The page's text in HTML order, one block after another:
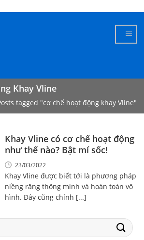
Khay Vline
tagged "cơ chế hoạt động khay Vline"
Khay Vline có cơ chế hoạt động
như thế nào? Bật mí sốc!
23/03/2022
Khay Vline được biết tới là phương pháp
niềng răng thông minh và hoàn toàn vô
hình. Đây cũng chính [...]